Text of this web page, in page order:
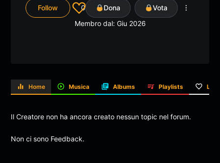
viec danh gia do tin cay, minh bach thong tin va can
nhac cac rui ro tai chinh la dieu quan trong de dua ra
quyet dinh phu hop voi nhu cau ca nhan.
Follow 0 Dona
Vota
Membro dal: Giu 2026
Home Musica Albums Playlists
Il Creatore non ha ancora creato nessun topic nel forum.
Non ci sono Feedback.